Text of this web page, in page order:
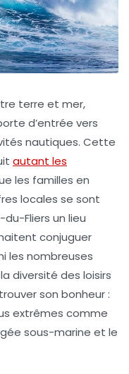
terre et mer,
d’entrée vers
nautiques. Cette
autant les
les familles en
locales se sont
Fliers un lieu
conjuguer
les nombreuses
diversité des loisirs
son bonheur :
extrêmes comme
sous-marine et le